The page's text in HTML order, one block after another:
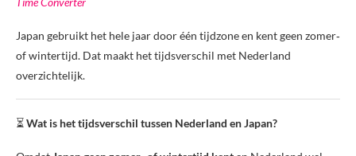
Japan gebruikt het hele jaar door één tijdzone en kent geen zomer‑
of wintertijd. Dat maakt het tijdsverschil met Nederland
overzichtelijk.
⏳Wat is het tijdsverschil tussen Nederland en Japan?